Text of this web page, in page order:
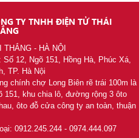
TY TNHH ĐIỆN TỬ THÁI
THẮNG - HÀ NỘI
Số 12, Ngõ 151, Hồng Hà, Phúc Xá,
TP. Hà Nội
chính chợ Long Biên rẽ trái 100m là
151, khu chia lô, đường rộng 3 ôto
ôto đỗ cửa công ty an toàn, thuận
0912.245.244 - 0974.444.097